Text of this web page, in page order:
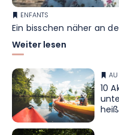
ENFANTS
Ein bisschen näher an
Weiter lesen
AU
10